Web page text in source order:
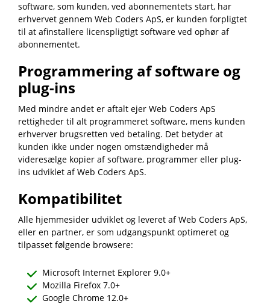
software, som kunden, ved abonnementets start, har
erhvervet gennem Web Coders ApS, er kunden forpligtet
til at afinstallere licenspligtigt software ved ophør af
abonnementet.
Programmering af software og
plug-ins
Med mindre andet er aftalt ejer Web Coders ApS
rettigheder til alt programmeret software, mens kunden
erhverver brugsretten ved betaling. Det betyder at
kunden ikke under nogen omstændigheder må
videresælge kopier af software, programmer eller plug-
ins udviklet af Web Coders ApS.
Kompatibilitet
Alle hjemmesider udviklet og leveret af Web Coders ApS,
eller en partner, er som udgangspunkt optimeret og
tilpasset følgende browsere:
Microsoft Internet Explorer 9.0+
Mozilla Firefox 7.0+
Google Chrome 12.0+